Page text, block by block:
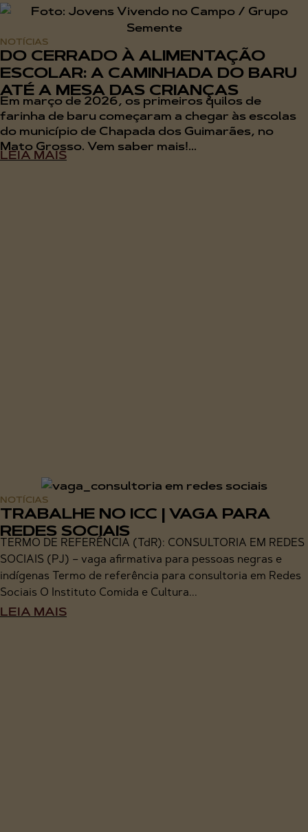
NOTÍCIAS
DO CERRADO À ALIMENTAÇÃO
ESCOLAR: A CAMINHADA DO BARU
ATÉ A MESA DAS CRIANÇAS
Em março de 2026, os primeiros quilos de
farinha de baru começaram a chegar às escolas
do município de Chapada dos Guimarães, no
Mato Grosso. Vem saber mais!...
LEIA MAIS
NOTÍCIAS
TRABALHE NO ICC | VAGA PARA
REDES SOCIAIS
TERMO DE REFERÊNCIA (TdR): CONSULTORIA EM REDES
SOCIAIS (PJ) – vaga afirmativa para pessoas negras e
indígenas Termo de referência para consultoria em Redes
Sociais O Instituto Comida e Cultura...
LEIA MAIS